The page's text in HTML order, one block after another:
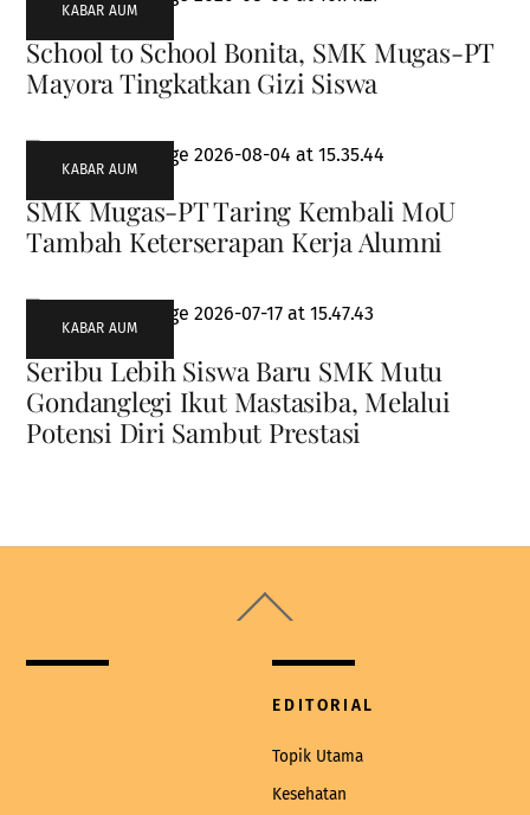
KABAR AUM
School to School Bonita, SMK Mugas-PT
Mayora Tingkatkan Gizi Siswa
KABAR AUM
SMK Mugas-PT Taring Kembali MoU
Tambah Keterserapan Kerja Alumni
KABAR AUM
Seribu Lebih Siswa Baru SMK Mutu
Gondanglegi Ikut Mastasiba, Melalui
Potensi Diri Sambut Prestasi
To
EDITORIAL
Topik Utama
Kesehatan